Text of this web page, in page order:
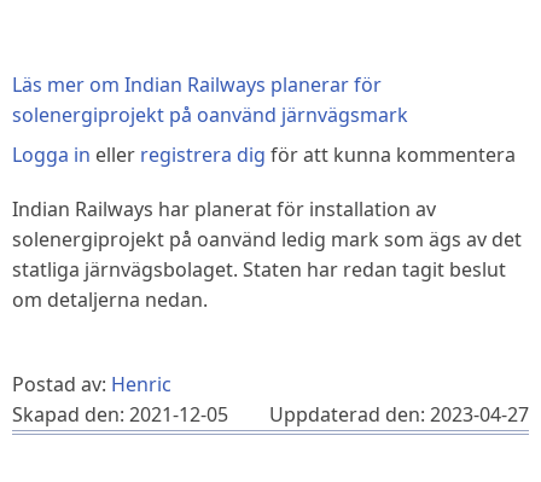
Läs mer om Indian Railways planerar för
solenergiprojekt på oanvänd järnvägsmark
Logga in eller registrera dig för att kunna kommentera
Indian Railways har planerat för installation av
solenergiprojekt på oanvänd ledig mark som ägs av det
statliga järnvägsbolaget. Staten har redan tagit beslut
om detaljerna nedan.
Postad av: Henric
Skapad den: 2021-12-05
Uppdaterad den: 2023-04-27